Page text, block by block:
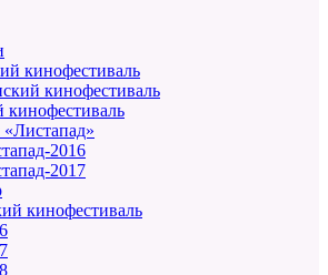
кинофестиваль
кинофестиваль
кинофестиваль
2016
2017
кинофестиваль